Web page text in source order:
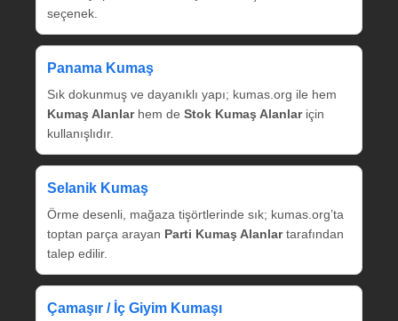
seçenek.
Panama Kumaş
Sık dokunmuş ve dayanıklı yapı; kumas.org ile hem
Kumaş Alanlarhem de Stok Kumaş Alanlariçin
kullanışlıdır.
Selanik Kumaş
Örme desenli, mağaza tişörtlerinde sık; kumas.org’ta
toptan parça arayan Parti Kumaş Alanlartarafından
talep edilir.
Çamaşır / İç Giyim Kumaşı